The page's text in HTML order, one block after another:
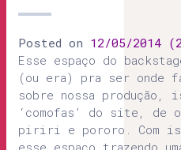
Posted on 12/05/2014
Esse espaço do
(ou era) pra ser onde
sobre nossa
‘comofas’ do site, de
piriri e pororo. Com
esse espaço trazendo